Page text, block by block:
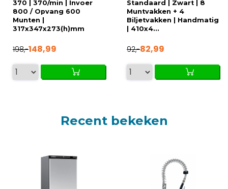
370 | 370/min | Invoer
800 / Opvang 600
Munten |
317x347x273(h)mm
198,-148,99
Standaard | Zwart | 8
Muntvakken + 4
Biljetvakken | Handmatig
| 410x4...
92,-82,99
Recent bekeken